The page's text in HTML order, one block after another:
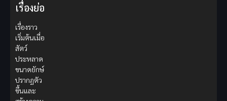
เรื่องย่อ
เรื่องราว
เริ่มต้นเมื่อ
สัตว์
ประหลาด
ขนาดยักษ์
ปรากฏตัว
ขึ้นและ